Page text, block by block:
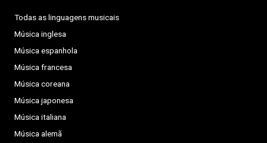
Todas as linguagens musicais
Música inglesa
Música espanhola
Música francesa
Música coreana
Música japonesa
Música italiana
Música alemã